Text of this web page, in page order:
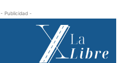
- Publicidad -